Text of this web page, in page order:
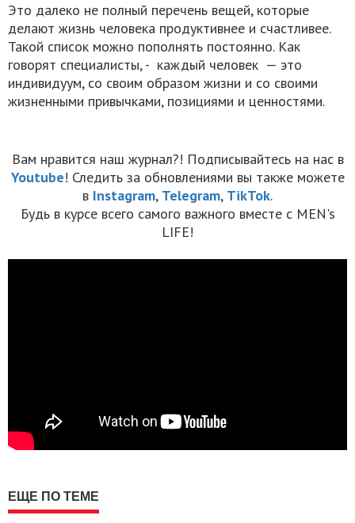
Это далеко не полный перечень вещей, которые
делают жизнь человека продуктивнее и счастливее.
Такой список можно пополнять постоянно. Как
говорят специалисты, - каждый человек — это
индивидуум, со своим образом жизни и со своими
жизненными привычками, позициями и ценностями.
Вам нравится наш журнал?! Подписывайтесь на нас в
Youtube! Следить за обновлениями вы также можете
в Instagram, Telegram, TikTok.
Будь в курсе всего самого важного вместе с MEN's
LIFE!
ЕЩЕ ПО ТЕМЕ